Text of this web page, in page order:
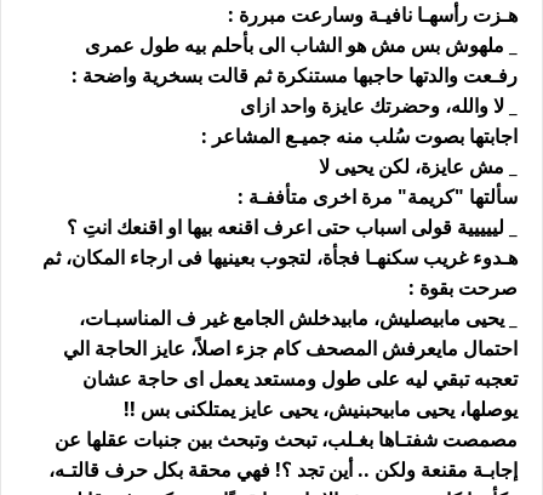
هـزت رأسهـا نافيـة وسارعت مبررة :
_ ملهوش بس مش هو الشاب الى بأحلم بيه طول عمرى
رفـعت والدتها حاجبها مستنكرة ثم قالت بسخرية واضحة :
_ لا والله، وحضرتك عايزة واحد ازاى
اجابتها بصوت سُلب منه جميـع المشاعر :
_ مش عايزة، لكن يحيى لا
سألتها "كريمة" مرة اخرى متأففـة :
_ لييييية قولى اسباب حتى اعرف اقنعه بيها او اقنعك انتِ ؟
هـدوء غريب سكنهـا فجأة، لتجوب بعينيها فى ارجاء المكان، ثم
صرحت بقوة :
_ يحيى مابيصليش، مابيدخلش الجامع غير ف المناسبـات،
احتمال مايعرفش المصحف كام جزء اصلاً، عايز الحاجة الي
تعجبه تبقي ليه على طول ومستعد يعمل اى حاجة عشان
يوصلها، يحيى مابيحبنيش، يحيى عايز يمتلكنى بس !!
مصمصت شفتـاها بغـلب، تبحث وتبحث بين جنبات عقلها عن
إجابـة مقنعة ولكن .. أين تجد ؟! فهي محقة بكل حرف قالتـه،